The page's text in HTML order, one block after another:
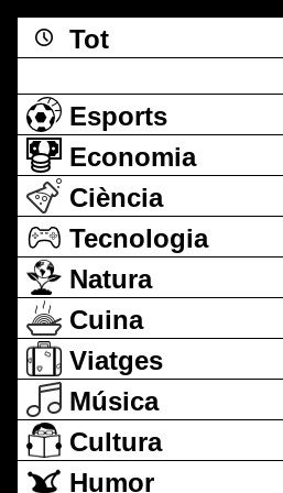
Tot
Esports
Economia
Ciència
Tecnologia
Natura
Cuina
Viatges
Música
Cultura
Humor